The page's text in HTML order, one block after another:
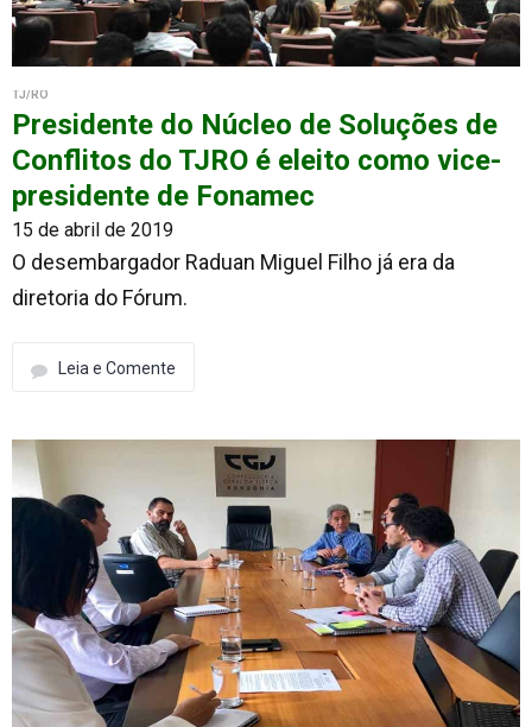
TJ/RO
Presidente do Núcleo de Soluções de
Conflitos do TJRO é eleito como vice-
presidente de Fonamec
15 de abril de 2019
O desembargador Raduan Miguel Filho já era da
diretoria do Fórum.
Leia e Comente